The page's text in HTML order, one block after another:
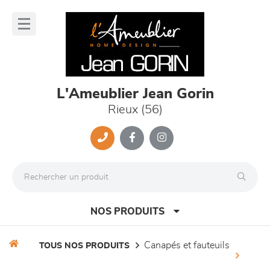
L'Ameublier Jean Gorin
Rieux (56)
NOS PRODUITS
TOUS NOS PRODUITS canapés et fauteuils